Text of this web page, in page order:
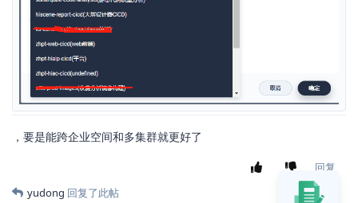
，要是能跨企业空间和多集群就更好了
回复
yudong 回复了此帖